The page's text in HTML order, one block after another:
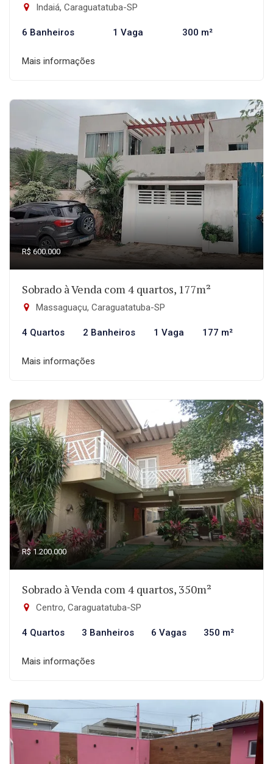
Indaiá, Caraguatatuba-SP
6 Banheiros 1 Vaga 300 m²
Mais informações
R$ 600.000
Sobrado à Venda com 4 quartos, 177m²
Massaguaçu, Caraguatatuba-SP
4 Quartos 2 Banheiros 1 Vaga 177 m²
Mais informações
R$ 1.200.000
Sobrado à Venda com 4 quartos, 350m²
Centro, Caraguatatuba-SP
4 Quartos 3 Banheiros 6 Vagas 350 m²
Mais informações